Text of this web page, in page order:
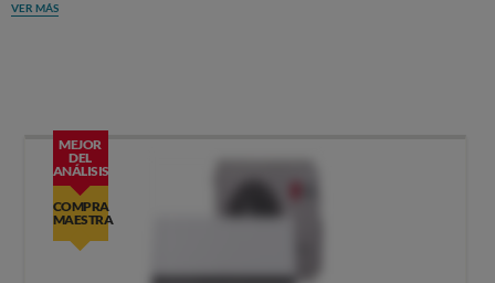
VER MÁS
MEJOR
DEL
ANÁLISIS
COMPRA
MAESTRA